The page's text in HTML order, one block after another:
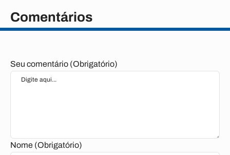
Comentários
Seu comentário (Obrigatório)
Nome (Obrigatório)